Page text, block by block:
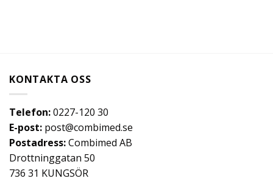
KONTAKTA OSS
Telefon:0227-120 30
E-post: post@combimed.se
Postadress:Combimed AB
Drottninggatan 50
736 31 KUNGSÖR